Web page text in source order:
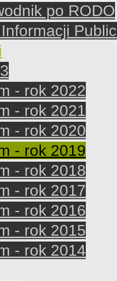
po RODO
- rok 2022
- rok 2021
- rok 2020
- rok 2019
- rok 2018
- rok 2017
- rok 2016
- rok 2015
- rok 2014